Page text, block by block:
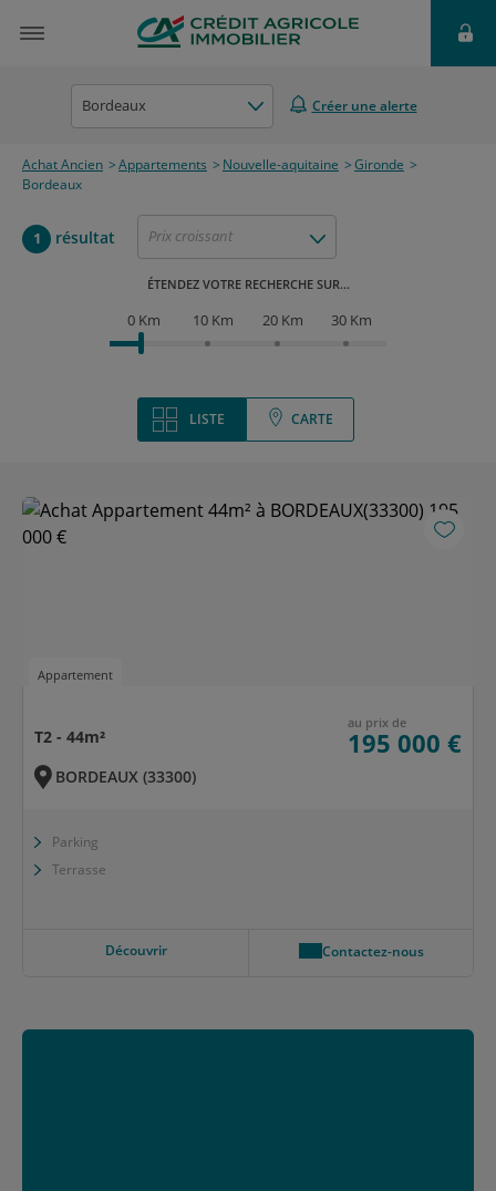
Bordeaux Créer une alerte
Achat Ancien Appartements Nouvelle-aquitaine
Gironde
Bordeaux
1 résultat Prix croissant
ÉTENDEZ VOTRE RECHERCHE SUR...
0 Km 10 Km 20 Km 30 Km
LISTE CARTE
Appartement
T2 - 44m²
au prix de
195 000 €
BORDEAUX (33300)
Parking
Terrasse
Découvrir Contactez-nous